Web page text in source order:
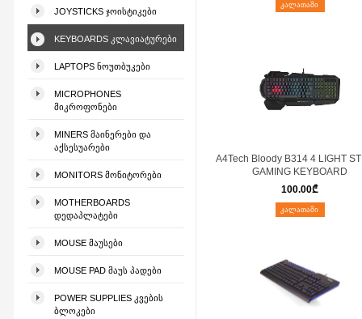
JOYSTICKS ᲯᲝᲘᲡᲢᲘᲙᲔᲑᲘ
KEYBOARDS ᲙᲚᲐᲕᲘᲐᲢᲣᲠᲔᲑᲘ
LAPTOPS ᲜᲝᲣᲗᲑᲣᲙᲔᲑᲘ
MICROPHONES
ᲛᲘᲙᲠᲝᲤᲝᲜᲔᲑᲘ
MINERS ᲛᲐᲘᲜᲔᲠᲔᲑᲘ ᲓᲐ
ᲐᲥᲡᲔᲡᲣᲐᲠᲔᲑᲘ
MONITORS ᲛᲝᲜᲘᲢᲝᲠᲔᲑᲘ
MOTHERBOARDS
ᲓᲔᲓᲐᲞᲚᲐᲢᲔᲑᲘ
MOUSE ᲛᲐᲣᲡᲔᲑᲘ
MOUSE PAD ᲛᲐᲣᲡ ᲞᲐᲓᲔᲑᲘ
POWER SUPPLIES ᲙᲕᲔᲑᲘᲡ
ᲑᲚᲝᲙᲔᲑᲘ
ᲙᲐᲚᲐᲗᲐᲨᲘ
A4Tech Bloody B314 4 LIGHT
GAMING KEYBOARD
100.00₾
ᲙᲐᲚᲐᲗᲐᲨᲘ